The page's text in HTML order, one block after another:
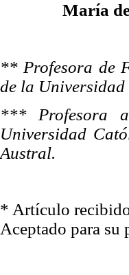
María
** Profesora de
de la
*** Profesora
Universidad
Austral.
* Artículo
Aceptado para